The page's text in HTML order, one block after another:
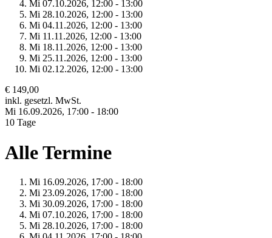
Mi 07.10.2026, 12:00 - 13:00
Mi 28.10.2026, 12:00 - 13:00
Mi 04.11.2026, 12:00 - 13:00
Mi 11.11.2026, 12:00 - 13:00
Mi 18.11.2026, 12:00 - 13:00
Mi 25.11.2026, 12:00 - 13:00
Mi 02.12.2026, 12:00 - 13:00
€ 149,00
inkl. gesetzl. MwSt.
Mi 16.09.2026, 17:00 - 18:00
10 Tage
Alle Termine
Mi 16.09.2026, 17:00 - 18:00
Mi 23.09.2026, 17:00 - 18:00
Mi 30.09.2026, 17:00 - 18:00
Mi 07.10.2026, 17:00 - 18:00
Mi 28.10.2026, 17:00 - 18:00